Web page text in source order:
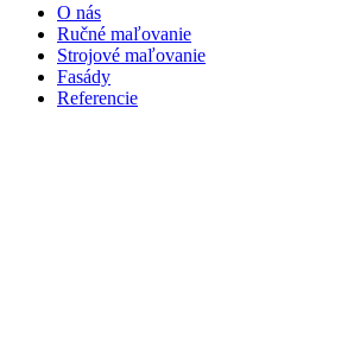
O nás
Ručné maľovanie
Strojové maľovanie
Fasády
Referencie